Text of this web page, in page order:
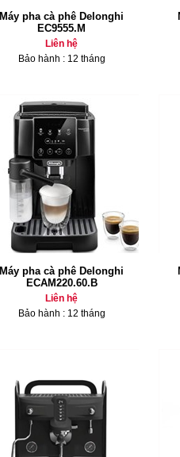
Máy pha cà phê Delonghi
EC9555.M
Liên hệ
Bảo hành : 12 tháng
Máy pha cà phê Delonghi
ECAM220.60.B
Liên hệ
Bảo hành : 12 tháng